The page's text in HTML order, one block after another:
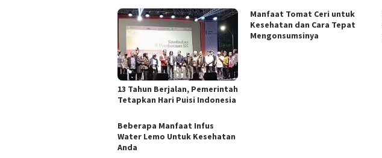
13 Tahun Berjalan, Pemerintah
Tetapkan Hari Puisi Indonesia
Manfaat Tomat Ceri untuk
Kesehatan dan Cara Tepat
Mengonsumsinya
Beberapa Manfaat Infus
Water Lemo Untuk Kesehatan
Anda